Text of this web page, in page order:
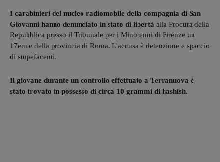
I carabinieri del nucleo radiomobile della compagnia di San
Giovanni hanno denunciato in stato di libertà alla Procura della
Repubblica presso il Tribunale per i Minorenni di Firenze un
17enne della provincia di Roma. L'accusa è detenzione e spaccio
di stupefacenti.
Il giovane durante un controllo effettuato a Terranuova è
stato trovato in possesso di circa 10 grammi di hashish.